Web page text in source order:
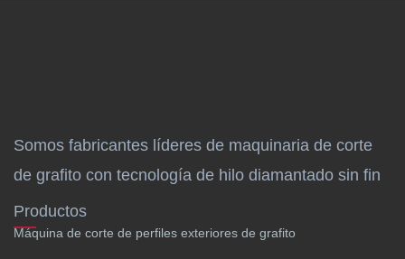
Somos fabricantes líderes de maquinaria de corte
de grafito con tecnología de hilo diamantado sin fin
Productos
Máquina de corte de perfiles exteriores de grafito